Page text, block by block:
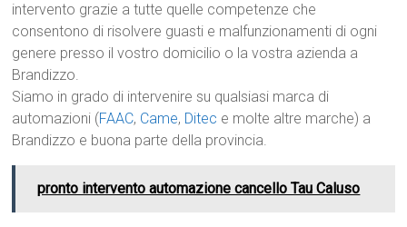
intervento grazie a tutte quelle competenze che
consentono di risolvere guasti e malfunzionamenti di ogni
genere presso il vostro domicilio o la vostra azienda a
Brandizzo.
Siamo in grado di intervenire su qualsiasi marca di
automazioni (FAAC, Came, Ditec e molte altre marche) a
Brandizzo e buona parte della provincia.
pronto intervento automazione cancello Tau Caluso